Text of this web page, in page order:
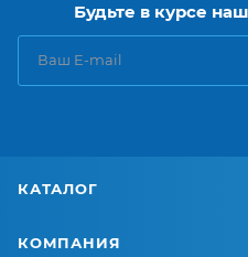
Будьте в курсе
КАТАЛОГ
КОМПАНИЯ